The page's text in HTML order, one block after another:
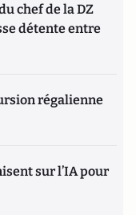
chef de la DZ
détente entre
régalienne
sur l’IA pour